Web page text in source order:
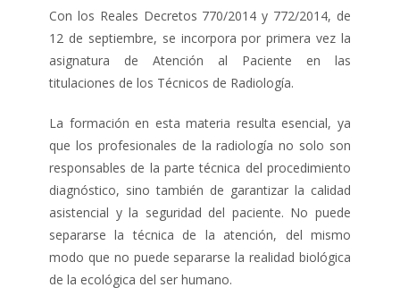
Con los Reales Decretos 770/2014 y 772/2014, de
12 de septiembre, se incorpora por primera vez la
asignatura de Atención al Paciente en las
titulaciones de los Técnicos de Radiología.
La formación en esta materia resulta esencial, ya
que los profesionales de la radiología no solo son
responsables de la parte técnica del procedimiento
diagnóstico, sino también de garantizar la calidad
asistencial y la seguridad del paciente. No puede
separarse la técnica de la atención, del mismo
modo que no puede separarse la realidad biológica
de la ecológica del ser humano.